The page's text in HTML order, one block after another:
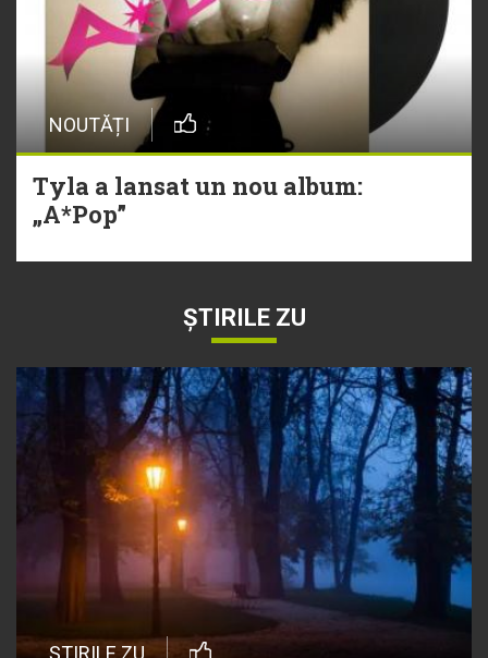
NOUTĂȚI
Tyla a lansat un nou album:
„A*Pop”
ȘTIRILE ZU
ȘTIRILE ZU